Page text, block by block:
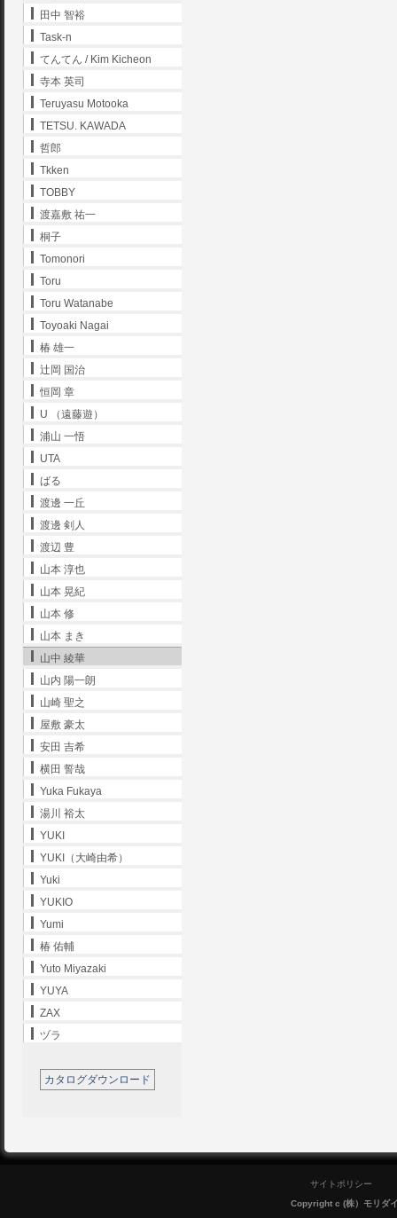
田中 智裕
Task-n
てんてん / Kim Kicheon
寺本 英司
Teruyasu Motooka
TETSU. KAWADA
哲郎
Tkken
TOBBY
渡嘉敷 祐一
桐子
Tomonori
Toru
Toru Watanabe
Toyoaki Nagai
椿 雄一
辻岡 国治
恒岡 章
U （遠藤遊）
浦山 一悟
UTA
ばる
渡邊 一丘
渡邊 剣人
渡辺 豊
山本 淳也
山本 晃紀
山本 修
山本 まき
山中 綾華
山内 陽一朗
山崎 聖之
屋敷 豪太
安田 吉希
横田 誓哉
Yuka Fukaya
湯川 裕太
YUKI
YUKI（大崎由希）
Yuki
YUKIO
Yumi
椿 佑輔
Yuto Miyazaki
YUYA
ZAX
ヅラ
カタログダウンロード
サイトポリシー
Copyright c (株）モリダ